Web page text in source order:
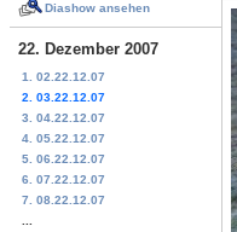
Diashow ansehen
22. Dezember 2007
1. 02.22.12.07
2. 03.22.12.07
3. 04.22.12.07
4. 05.22.12.07
5. 06.22.12.07
6. 07.22.12.07
7. 08.22.12.07